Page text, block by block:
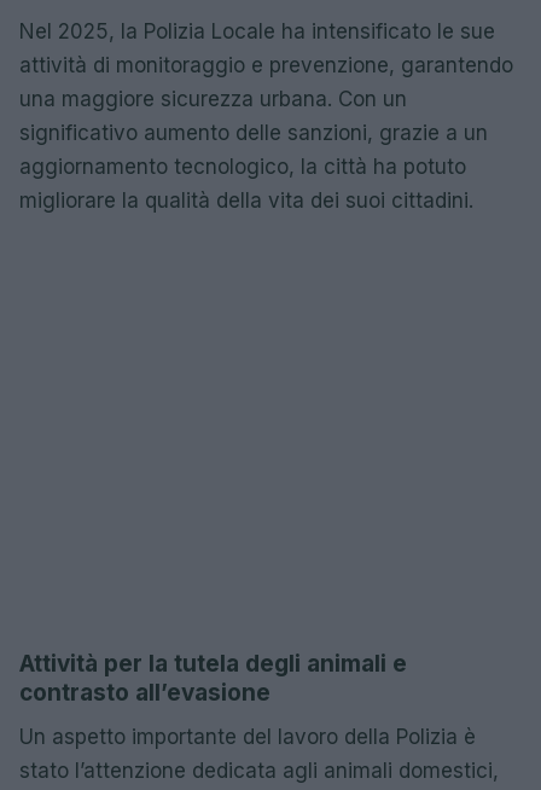
Nel 2025, la Polizia Locale ha intensificato le sue
attività di monitoraggio e prevenzione, garantendo
una maggiore sicurezza urbana. Con un
significativo aumento delle sanzioni, grazie a un
aggiornamento tecnologico, la città ha potuto
migliorare la qualità della vita dei suoi cittadini.
Attività per la tutela degli animali e
contrasto all’evasione
Un aspetto importante del lavoro della Polizia è
stato l’attenzione dedicata agli animali domestici,